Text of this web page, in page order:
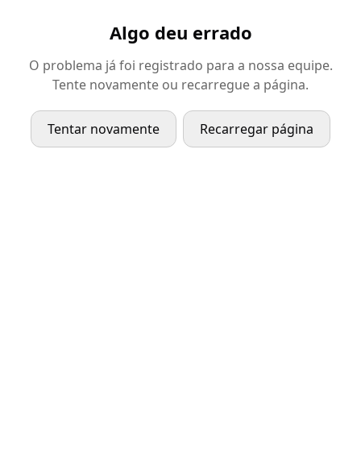
Algo deu errado
O problema já foi registrado para a nossa equipe.
Tente novamente ou recarregue a página.
Tentar novamente Recarregar página